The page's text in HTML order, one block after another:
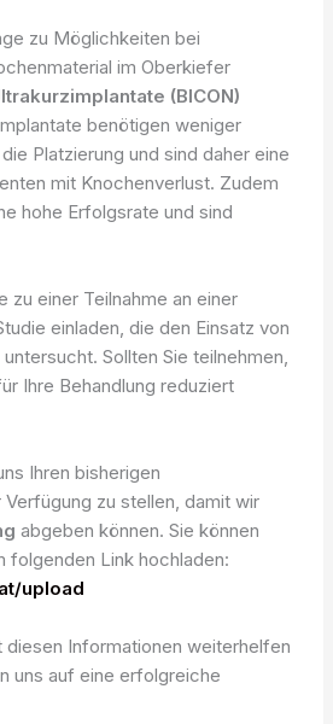
zu Möglichkeiten bei
im Oberkiefer
(BICON)
benötigen weniger
Platzierung und sind daher eine
mit Knochenverlust. Zudem
hohe Erfolgsrate und sind
zu einer Teilnahme an einer
einladen, die den Einsatz von
Sollten Sie teilnehmen,
Ihre Behandlung reduziert
Ihren bisherigen
Verfügung zu stellen, damit wir
abgeben können. Sie können
folgenden Link hochladen:
upload
diesen Informationen weiterhelfen
uns auf eine erfolgreiche